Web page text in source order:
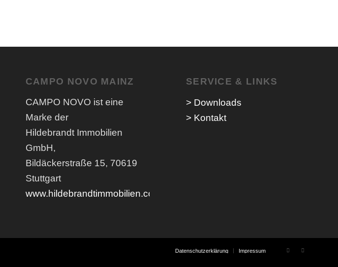
CAMPO NOVO MAINZ
CAMPO NOVO ist eine
Marke der
Hildebrandt Immobilien
GmbH,
Bildäckerstraße 15, 70619
Stuttgart
www.hildebrandtimmobilien.com
SERVICE & LINKS
> Downloads
> Kontakt
Datenschutzerklärung Impressum